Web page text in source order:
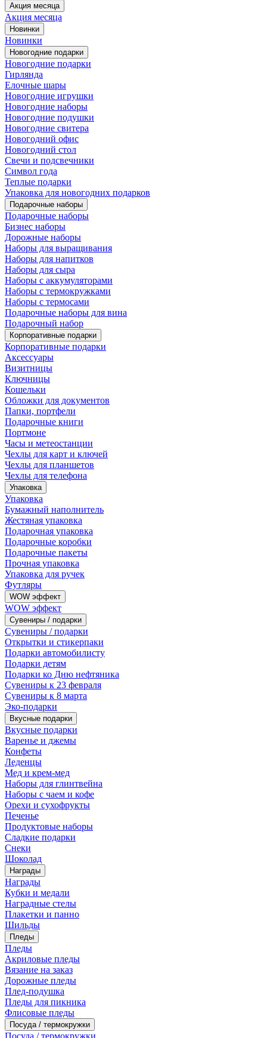
Акция месяца
Акция месяца
Новинки
Новинки
Новогодние подарки
Новогодние подарки
Гирлянда
Елочные шары
Новогодние игрушки
Новогодние наборы
Новогодние подушки
Новогодние свитера
Новогодний офис
Новогодний стол
Свечи и подсвечники
Символ года
Теплые подарки
Упаковка для новогодних подарков
Подарочные наборы
Подарочные наборы
Бизнес наборы
Дорожные наборы
Наборы для выращивания
Наборы для напитков
Наборы для сыра
Наборы с аккумуляторами
Наборы с термокружками
Наборы с термосами
Подарочные наборы для вина
Подарочный набор
Корпоративные подарки
Корпоративные подарки
Аксессуары
Визитницы
Ключницы
Кошельки
Обложки для документов
Папки, портфели
Подарочные книги
Портмоне
Часы и метеостанции
Чехлы для карт и ключей
Чехлы для планшетов
Чехлы для телефона
Упаковка
Упаковка
Бумажный наполнитель
Жестяная упаковка
Подарочная упаковка
Подарочные коробки
Подарочные пакеты
Прочная упаковка
Упаковка для ручек
Футляры
WOW эффект
WOW эффект
Сувениры / подарки
Сувениры / подарки
Открытки и стикерпаки
Подарки автомобилисту
Подарки детям
Подарки ко Дню нефтяника
Сувениры к 23 февраля
Сувениры к 8 марта
Эко-подарки
Вкусные подарки
Вкусные подарки
Варенье и джемы
Конфеты
Леденцы
Мед и крем-мед
Наборы для глинтвейна
Наборы с чаем и кофе
Орехи и сухофрукты
Печенье
Продуктовые наборы
Сладкие подарки
Снеки
Шоколад
Награды
Награды
Кубки и медали
Наградные стелы
Плакетки и панно
Шильды
Пледы
Пледы
Акриловые пледы
Вязание на заказ
Дорожные пледы
Плед-подушка
Пледы для пикника
Флисовые пледы
Посуда / термокружки
Посуда / термокружки